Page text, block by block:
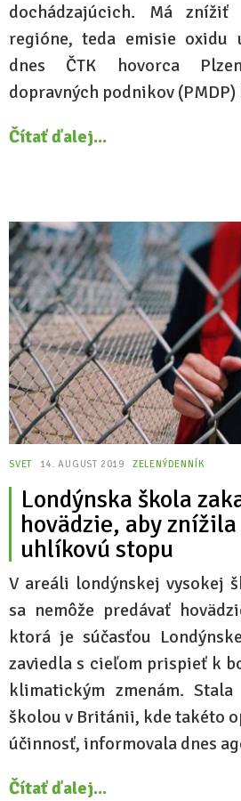
dochádzajúcich. Má
regióne, teda emisie oxidu
dnes ČTK hovorca
dopravných podnikov (PMDP)
Čítať ďalej...
SVET 14. AUGUST 2019 ZELENÝDENNÍK
Londýnska škola
hovädzie, aby
uhlíkovú stopu
V areáli londýnskej vysokej
sa nemôže predávať
ktorá je súčasťou
zaviedla s cieľom prispieť k
klimatickým zmenám.
školou v Británii, kde takéto
účinnosť, informovala dnes
Čítať ďalej...